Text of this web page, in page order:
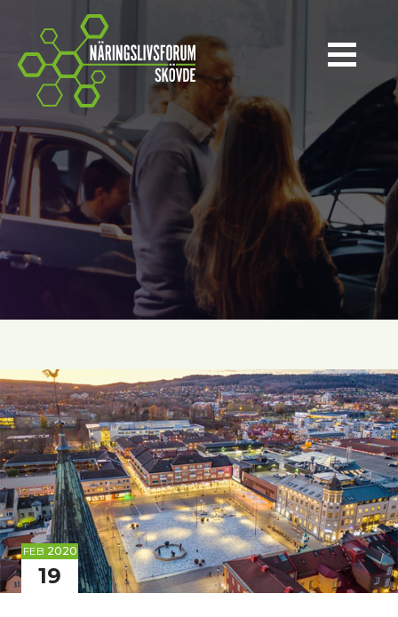
Näringslivsforum Skövde
FEB 2020
19